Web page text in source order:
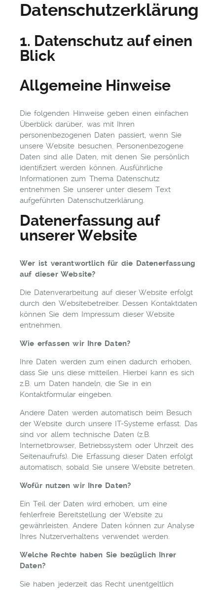
Datenschutzerklärung
1. Datenschutz auf einen
Blick
Allgemeine Hinweise
Die folgenden Hinweise geben einen einfachen
Überblick darüber, was mit Ihren
personenbezogenen Daten passiert, wenn Sie
unsere Website besuchen. Personenbezogene
Daten sind alle Daten, mit denen Sie persönlich
identifiziert werden können. Ausführliche
Informationen zum Thema Datenschutz
entnehmen Sie unserer unter diesem Text
aufgeführten Datenschutzerklärung.
Datenerfassung auf
unserer Website
Wer ist verantwortlich für die Datenerfassung
auf dieser Website?
Die Datenverarbeitung auf dieser Website erfolgt
durch den Websitebetreiber. Dessen Kontaktdaten
können Sie dem Impressum dieser Website
entnehmen.
Wie erfassen wir Ihre Daten?
Ihre Daten werden zum einen dadurch erhoben,
dass Sie uns diese mitteilen. Hierbei kann es sich
z.B. um Daten handeln, die Sie in ein
Kontaktformular eingeben.
Andere Daten werden automatisch beim Besuch
der Website durch unsere IT-Systeme erfasst. Das
sind vor allem technische Daten (z.B.
Internetbrowser, Betriebssystem oder Uhrzeit des
Seitenaufrufs). Die Erfassung dieser Daten erfolgt
automatisch, sobald Sie unsere Website betreten.
Wofür nutzen wir Ihre Daten?
Ein Teil der Daten wird erhoben, um eine
fehlerfreie Bereitstellung der Website zu
gewährleisten. Andere Daten können zur Analyse
Ihres Nutzerverhaltens verwendet werden.
Welche Rechte haben Sie bezüglich Ihrer
Daten?
Sie haben jederzeit das Recht unentgeltlich